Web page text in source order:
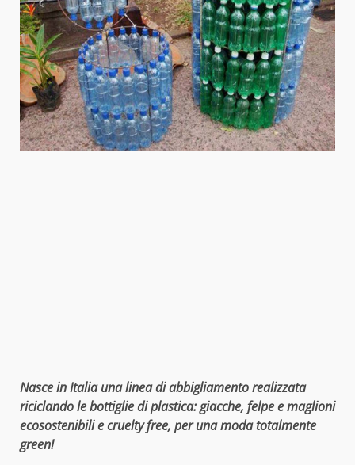
Nasce in Italia una linea di abbigliamento realizzata
riciclando le bottiglie di plastica: giacche, felpe e maglioni
ecosostenibili e cruelty free, per una moda totalmente
green!